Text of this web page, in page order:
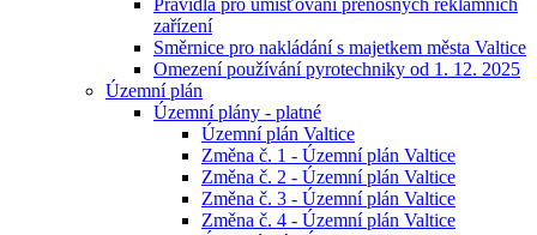
Pravidla pro umísťování přenosných reklamních
zařízení
Směrnice pro nakládání s majetkem města Valtice
Omezení používání pyrotechniky od 1. 12. 2025
Územní plán
Územní plány - platné
Územní plán Valtice
Změna č. 1 - Územní plán Valtice
Změna č. 2 - Územní plán Valtice
Změna č. 3 - Územní plán Valtice
Změna č. 4 - Územní plán Valtice